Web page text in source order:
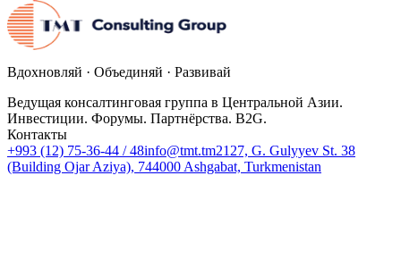
Вдохновляй · Объединяй · Развивай
Ведущая консалтинговая группа в Центральной Азии.
Инвестиции. Форумы. Партнёрства. B2G.
Контакты
+993 (12) 75-36-44 / 48info@tmt.tm2127, G. Gulyyev St. 38
(Building Ojar Aziya), 744000 Ashgabat, Turkmenistan